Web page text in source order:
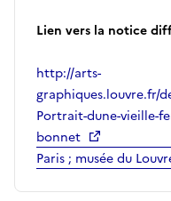
Lien vers la notice
http://arts-
graphiques.louvre.fr/
Portrait-dune-vieille-
bonnet
Paris ; musée du